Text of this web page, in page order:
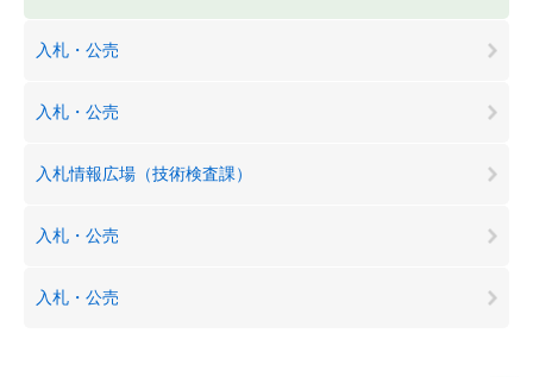
入札・公売
入札・公売
入札情報広場（技術検査課）
入札・公売
入札・公売